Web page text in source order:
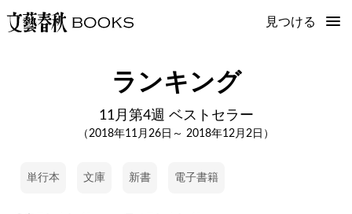
見つける
ランキング
11月第4週 ベストセラー
（2018年11月26日～ 2018年12月2日）
単行本 文庫 新書 電子書籍